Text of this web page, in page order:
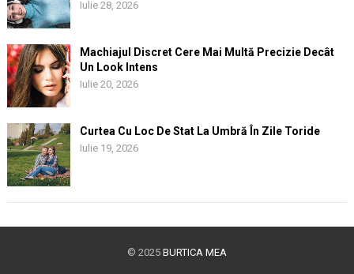
Iulie 28, 2026
Machiajul Discret Cere Mai Multă Precizie Decât
Un Look Intens
Iulie 20, 2026
Curtea Cu Loc De Stat La Umbră În Zile Toride
Iulie 19, 2026
© 2025 BURTICA MEA